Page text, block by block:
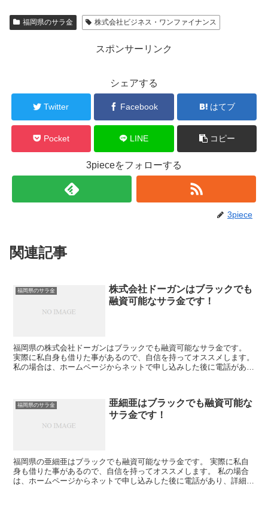
福岡県のサラ金 株式会社ビジネス・ワンファイナンス
スポンサーリンク
シェアする
Twitter Facebook はてブ
Pocket LINE コピー
3pieceをフォローする
3piece
関連記事
福岡県のサラ金
株式会社ドーガンはブラックでも
融資可能なサラ金です！
福岡県の株式会社ドーガンはブラックでも融資可能なサラ金です。
実際に私自身も借りた事があるので、自信を持ってオススメします。
私の場合は、ホームページからネットで申し込みした後に電話があ
福岡県のサラ金
亜細亜はブラックでも融資可能な
サラ金です！
福岡県の亜細亜はブラックでも融資可能なサラ金です。 実際に私自
身も借りた事があるので、自信を持ってオススメします。 私の場合
は、ホームページからネットで申し込みした後に電話があり、詳細を